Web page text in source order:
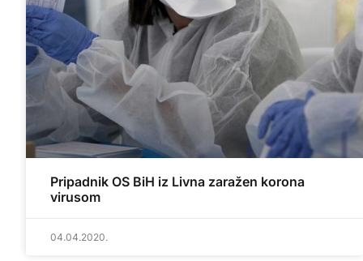
Pripadnik OS BiH iz Livna zaražen korona
virusom
04.04.2020.